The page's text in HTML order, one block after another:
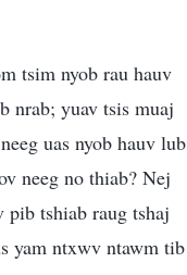
tsim nyob rau hauv
nrab; yuav tsis muaj
uas nyob hauv lub
neeg no thiab? Nej
pib tshiab raug tshaj
yam ntxwv ntawm tib